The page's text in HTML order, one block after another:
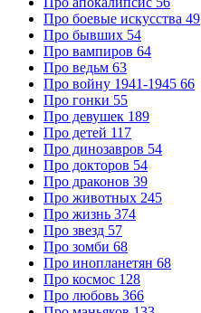
Про боевые искусства 49
Про бывших 54
Про вампиров 64
Про ведьм 63
Про войну 1941-1945 66
Про гонки 55
Про девушек 189
Про детей 117
Про динозавров 54
Про докторов 54
Про драконов 39
Про животных 245
Про жизнь 374
Про звезд 57
Про зомби 68
Про инопланетян 68
Про космос 128
Про любовь 366